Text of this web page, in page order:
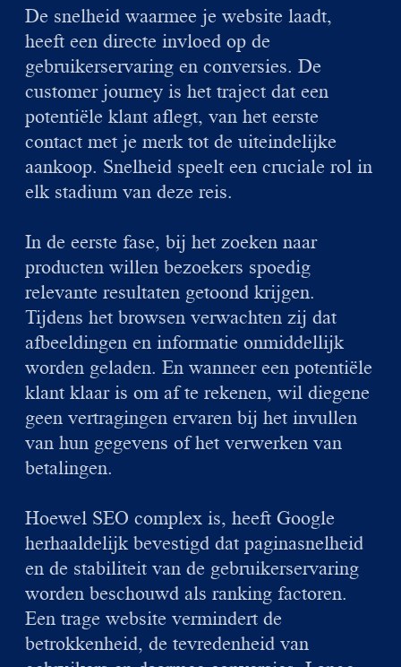
De snelheid waarmee je website laadt,
heeft een directe invloed op de
gebruikerservaring en conversies. De
customer journey is het traject dat een
potentiële klant aflegt, van het eerste
contact met je merk tot de uiteindelijke
aankoop. Snelheid speelt een cruciale rol in
elk stadium van deze reis.
In de eerste fase, bij het zoeken naar
producten willen bezoekers spoedig
relevante resultaten getoond krijgen.
Tijdens het browsen verwachten zij dat
afbeeldingen en informatie onmiddellijk
worden geladen. En wanneer een potentiële
klant klaar is om af te rekenen, wil diegene
geen vertragingen ervaren bij het invullen
van hun gegevens of het verwerken van
betalingen.
Hoewel SEO complex is, heeft Google
herhaaldelijk bevestigd dat paginasnelheid
en de stabiliteit van de gebruikerservaring
worden beschouwd als ranking factoren.
Een trage website vermindert de
betrokkenheid, de tevredenheid van